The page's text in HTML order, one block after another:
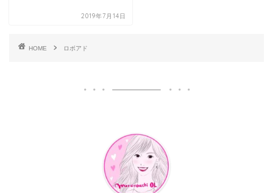
2019年7月14日
HOME ロボアド